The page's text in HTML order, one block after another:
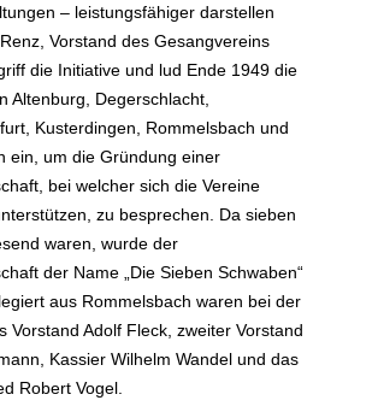
– leistungsfähiger darstellen
Vorstand des Gesangvereins
die Initiative und lud Ende 1949 die
Altenburg, Degerschlacht,
Kusterdingen, Rommelsbach und
ein, um die Gründung einer
bei welcher sich die Vereine
zu besprechen. Da sieben
waren, wurde der
der Name „Die Sieben Schwaben“
aus Rommelsbach waren bei der
Vorstand Adolf Fleck, zweiter Vorstand
Kassier Wilhelm Wandel und das
Robert Vogel.